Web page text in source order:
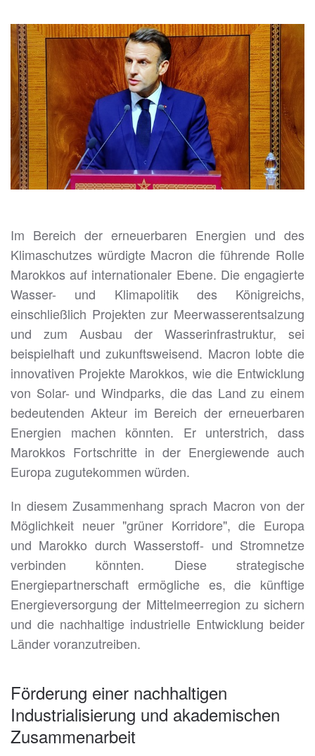
Im Bereich der erneuerbaren Energien und des
Klimaschutzes würdigte Macron die führende Rolle
Marokkos auf internationaler Ebene. Die engagierte
Wasser- und Klimapolitik des Königreichs,
einschließlich Projekten zur Meerwasserentsalzung
und zum Ausbau der Wasserinfrastruktur, sei
beispielhaft und zukunftsweisend. Macron lobte die
innovativen Projekte Marokkos, wie die Entwicklung
von Solar- und Windparks, die das Land zu einem
bedeutenden Akteur im Bereich der erneuerbaren
Energien machen könnten. Er unterstrich, dass
Marokkos Fortschritte in der Energiewende auch
Europa zugutekommen würden.
In diesem Zusammenhang sprach Macron von der
Möglichkeit neuer "grüner Korridore", die Europa
und Marokko durch Wasserstoff- und Stromnetze
verbinden könnten. Diese strategische
Energiepartnerschaft ermögliche es, die künftige
Energieversorgung der Mittelmeerregion zu sichern
und die nachhaltige industrielle Entwicklung beider
Länder voranzutreiben.
Förderung einer nachhaltigen
Industrialisierung und akademischen
Zusammenarbeit